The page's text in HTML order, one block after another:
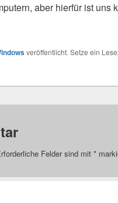
aber hierfür ist uns
veröffentlicht. Setze ein
Felder sind mit *